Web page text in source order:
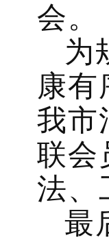
会。
为
康
我市
联会
法、
最